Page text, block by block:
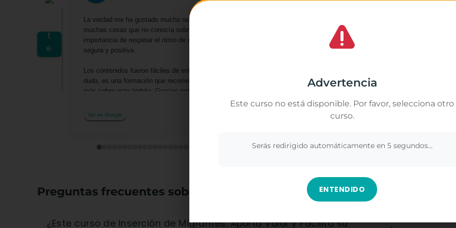
Gestionar el consentimiento de las cookies
mostrarte publicidad relacionada con tus preferencias en base a un perfil
a partir de tus hábitos de navegación (por ejemplo, páginas visitadas). Puedes
su uso pulsando el botón "Ver preferencias".
La verdad me ha gustado mucho realizar este curso. Me pareció muy interesante y aprendí
muchas cosas que no conocía sobre las actividades acuáticas para bebés, su desarrollo, la
importancia de respetar el ritmo de cada niño y cómo hacer que el agua sea una experiencia
segura y positiva.
Los contenidos fueron fáciles de entender y me ayudaron a ampliar mis conocimientos. Sin
duda, es una formación que recomendaría a cualquier persona que quiera trabajar o aprender
más sobre este ámbito. Gracias por la oportunidad de seguir formándome y creciendo
Ver en Google
Preguntas frecuentes sobre el curso
¿Este curso de Inserción de Migrantes: Aporta Valor y Facilita su
Advertencia
Este curso no está disponible. Por favor, selecciona otro
curso.
Serás redirigido automáticamente en 4 segundos...
ENTENDIDO